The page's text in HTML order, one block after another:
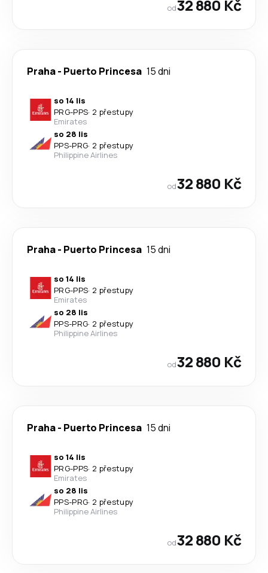
od32 880 Kč
Praha- Puerto Princesa 15 dni
so 14 lis
PRG-PPS· 2 přestupy
Emirates
so 28 lis
PPS-PRG· 2 přestupy
Philippine Airlines
od32 880 Kč
Praha- Puerto Princesa 15 dni
so 14 lis
PRG-PPS· 2 přestupy
Emirates
so 28 lis
PPS-PRG· 2 přestupy
Philippine Airlines
od32 880 Kč
Praha- Puerto Princesa 15 dni
so 14 lis
PRG-PPS· 2 přestupy
Emirates
so 28 lis
PPS-PRG· 2 přestupy
Philippine Airlines
od32 880 Kč